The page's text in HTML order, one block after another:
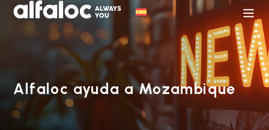
Alfaloc ayuda a Mozambique